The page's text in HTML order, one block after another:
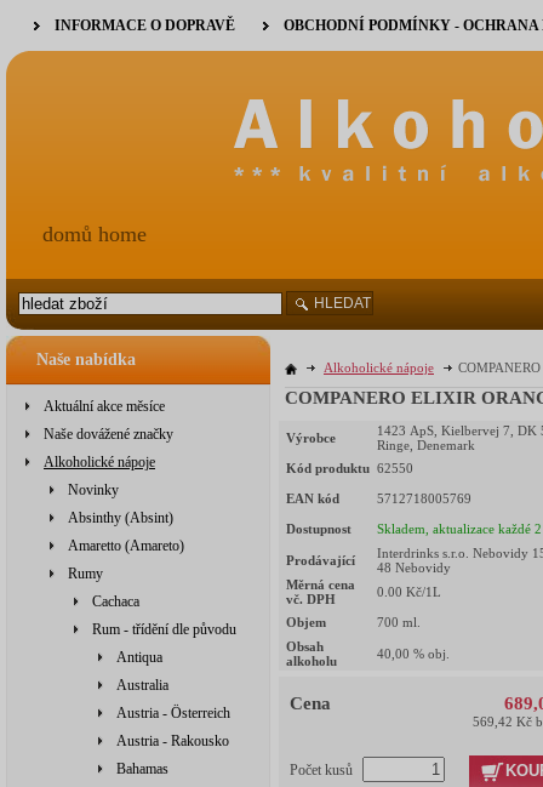
Naše nabídka
Aktuální akce měsíce
Naše dovážené značky
Alkoholické nápoje
Novinky
Absinthy (Absint)
Amaretto (Amareto)
Rumy
Cachaca
Rum - třídění dle původu
Antiqua
Australia
Austria - Österreich
Austria - Rakousko
Bahamas
Alkoholické nápoje
COMPANERO ELIXIR
Výrobce
1423 ApS, Kielbervej 7, DK
Ringe, Denemark
Kód produktu 62550
EAN kód 5712718005769
Dostupnost Skladem, aktualizace každé
Prodávající
Interdrinks s.r.o. Nebovidy
48 Nebovidy
Měrná cena
vč. DPH
0.00 Kč/1L
Objem 700 ml.
Obsah
alkoholu
40,00 % obj.
Cena
569,42 Kč
Počet kusů
INFORMACE O DOPRAVĚ OBCHODNÍ PODMÍNKY -
domů home
HLEDAT